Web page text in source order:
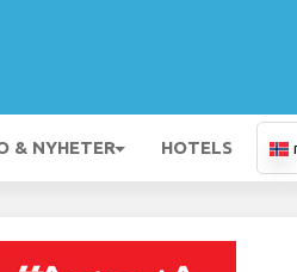
& NYHETER HOTELS